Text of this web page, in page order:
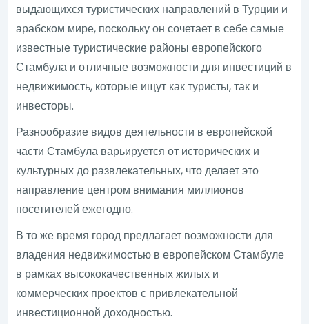
выдающихся туристических направлений в Турции и
арабском мире, поскольку он сочетает в себе самые
известные туристические районы европейского
Стамбула и отличные возможности для инвестиций в
недвижимость, которые ищут как туристы, так и
инвесторы.
Разнообразие видов деятельности в европейской
части Стамбула варьируется от исторических и
культурных до развлекательных, что делает это
направление центром внимания миллионов
посетителей ежегодно.
В то же время город предлагает возможности для
владения недвижимостью в европейском Стамбуле
в рамках высококачественных жилых и
коммерческих проектов с привлекательной
инвестиционной доходностью.